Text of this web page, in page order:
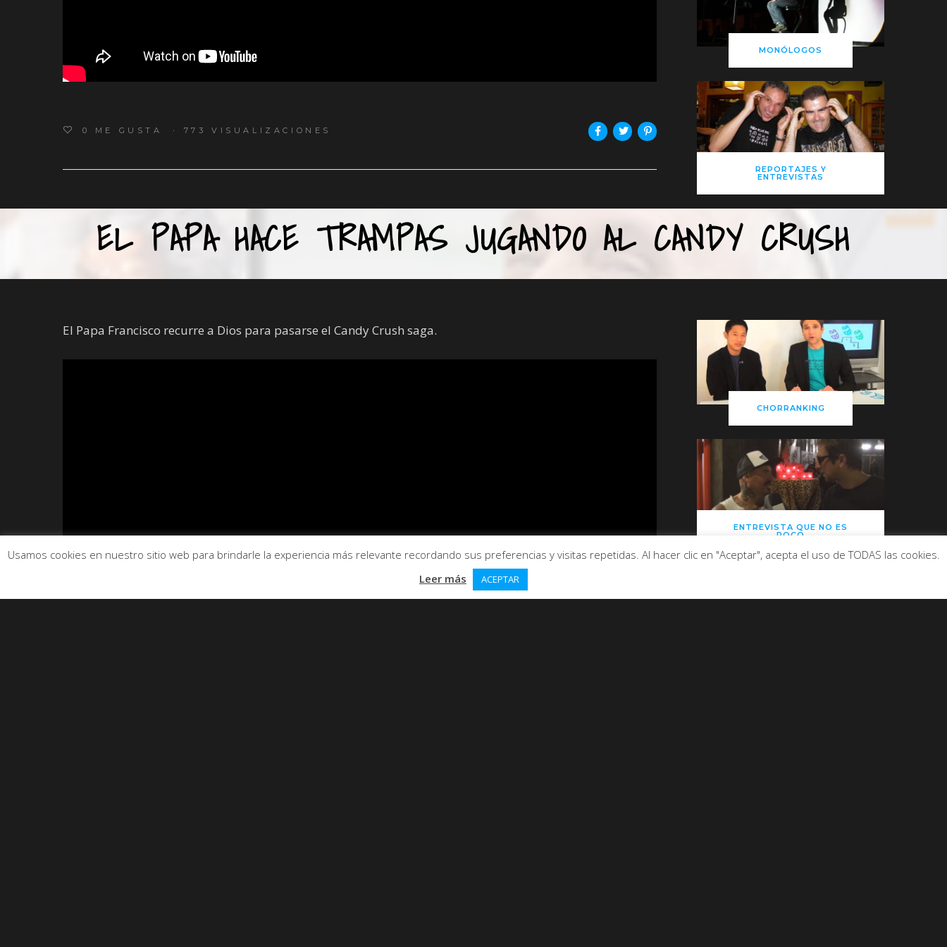
0 ME GUSTA 773 VISUALIZACIONES
MONÓLOGOS
REPORTAJES Y
ENTREVISTAS
EL PAPA HACE TRAMPAS JUGANDO AL CANDY CRUSH
El Papa Francisco recurre a Dios para pasarse el Candy Crush saga.
CHORRANKING
ENTREVISTA QUE NO ES
POCO
Usamos cookies en nuestro sitio web para brindarle la experiencia más relevante recordando sus preferencias y visitas repetidas. Al hacer clic en "Aceptar", acepta el uso de TODAS las cookies.
Leer más
ACEPTAR